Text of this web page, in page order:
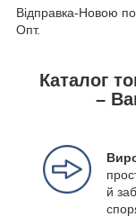
Відправка-Новою
Опт.
Каталог
–
й